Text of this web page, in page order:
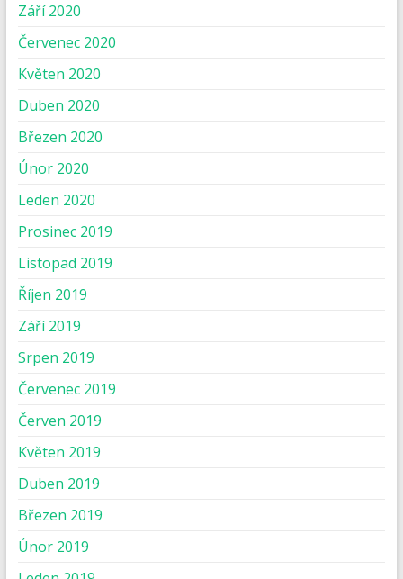
Září 2020
Červenec 2020
Květen 2020
Duben 2020
Březen 2020
Únor 2020
Leden 2020
Prosinec 2019
Listopad 2019
Říjen 2019
Září 2019
Srpen 2019
Červenec 2019
Červen 2019
Květen 2019
Duben 2019
Březen 2019
Únor 2019